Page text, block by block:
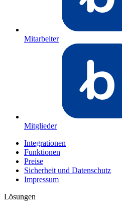
Mitarbeiter
Mitglieder
Integrationen
Funktionen
Preise
Sicherheit und Datenschutz
Impressum
Lösungen